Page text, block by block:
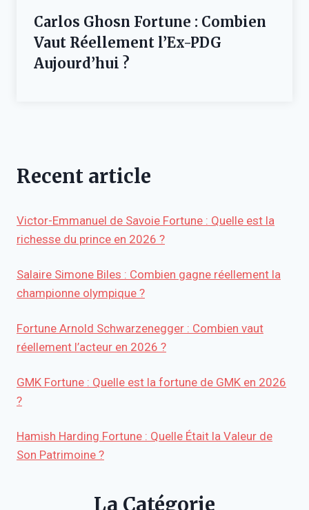
Carlos Ghosn Fortune : Combien
Vaut Réellement l’Ex-PDG
Aujourd’hui ?
Recent article
Victor-Emmanuel de Savoie Fortune : Quelle est la
richesse du prince en 2026 ?
Salaire Simone Biles : Combien gagne réellement la
championne olympique ?
Fortune Arnold Schwarzenegger : Combien vaut
réellement l’acteur en 2026 ?
GMK Fortune : Quelle est la fortune de GMK en 2026
?
Hamish Harding Fortune : Quelle Était la Valeur de
Son Patrimoine ?
La Catégorie